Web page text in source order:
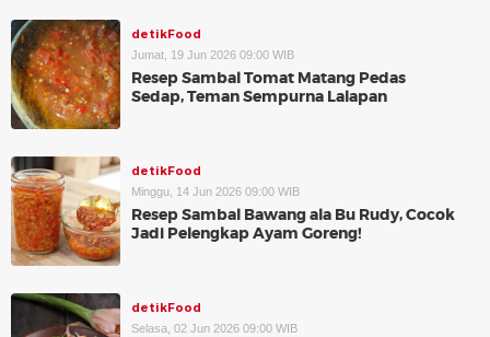
detikFood
Jumat, 19 Jun 2026 09:00 WIB
Resep Sambal Tomat Matang Pedas
Sedap, Teman Sempurna Lalapan
detikFood
Minggu, 14 Jun 2026 09:00 WIB
Resep Sambal Bawang ala Bu Rudy, Cocok
Jadi Pelengkap Ayam Goreng!
detikFood
Selasa, 02 Jun 2026 09:00 WIB